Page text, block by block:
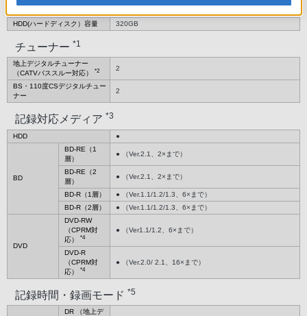
主な仕様
HDD(ハードディスク）容量 320GB
チューナー *1
地上デジタルチューナー
（CATVパススルー対応）
*2 2
BS・110度CSデジタルチュー
ナー
2
記録対応メディア *3
HDD ●
BD
BD-RE（1
層）
● （Ver.2.1、2×まで）
BD-RE（2
層）
● （Ver.2.1、2×まで）
BD-R（1層）
● （Ver.1.1/1.2/1.3、6×まで）
BD-R（2層）
● （Ver.1.1/1.2/1.3、6×まで）
DVD
DVD-RW
（CPRM対
応）
*4
● （Ver1.1/1.2、6×まで）
DVD-R
（CPRM対
応）
*4
● （Ver.2.0/ 2.1、16×まで）
記録時間・録画モード *5
DR （地上デ